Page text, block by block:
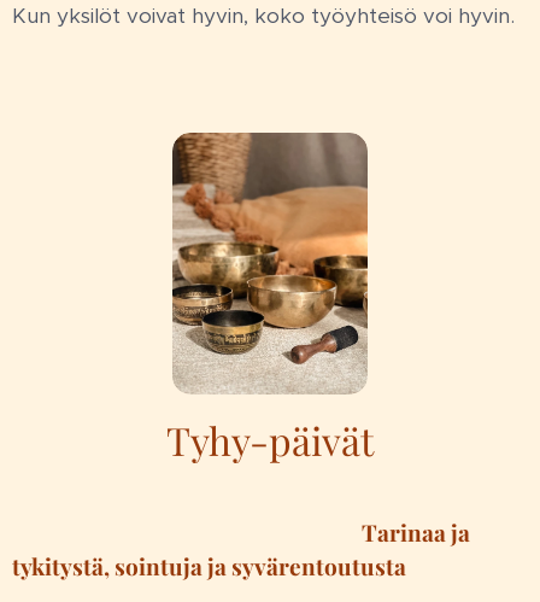
Kun yksilöt voivat hyvin, koko työyhteisö voi hyvin.
Tyhy-päivät
Tarinaa ja
tykitystä, sointuja ja syvärentoutusta